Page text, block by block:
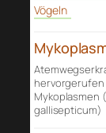
Vögeln
hervorgerufen
Mykoplasmen
gallisepticum)